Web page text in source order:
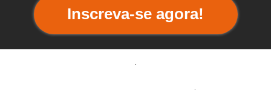
Inscreva-se agora!
.
.